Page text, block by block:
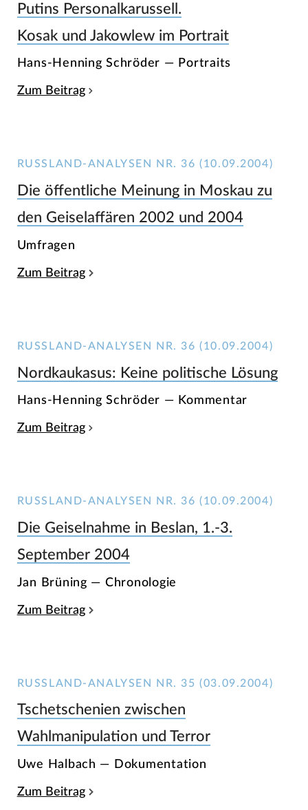
Putins Personalkarussell.
Kosak und Jakowlew im Portrait
Hans-Henning Schröder — Portraits
Zum Beitrag
RUSSLAND-ANALYSEN NR. 36 (10.09.2004)
Die öffentliche Meinung in Moskau zu
den Geiselaffären 2002 und 2004
Umfragen
Zum Beitrag
RUSSLAND-ANALYSEN NR. 36 (10.09.2004)
Nordkaukasus: Keine politische Lösung
Hans-Henning Schröder — Kommentar
Zum Beitrag
RUSSLAND-ANALYSEN NR. 36 (10.09.2004)
Die Geiselnahme in Beslan, 1.-3.
September 2004
Jan Brüning — Chronologie
Zum Beitrag
RUSSLAND-ANALYSEN NR. 35 (03.09.2004)
Tschetschenien zwischen
Wahlmanipulation und Terror
Uwe Halbach — Dokumentation
Zum Beitrag